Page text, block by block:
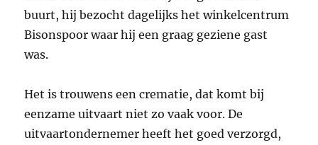
buurt, hij bezocht dagelijks het winkelcentrum
Bisonspoor waar hij een graag geziene gast
was.
Het is trouwens een crematie, dat komt bij
eenzame uitvaart niet zo vaak voor. De
uitvaartondernemer heeft het goed verzorgd,